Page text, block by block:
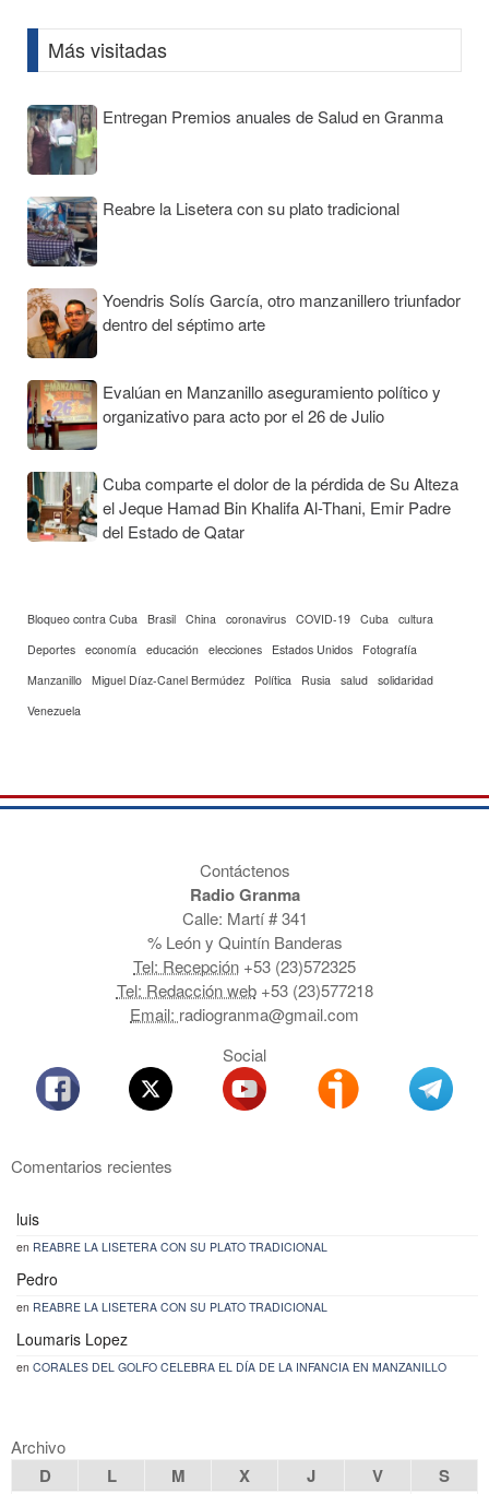
Más visitadas
Entregan Premios anuales de Salud en Granma
Reabre la Lisetera con su plato tradicional
Yoendris Solís García, otro manzanillero triunfador
dentro del séptimo arte
Evalúan en Manzanillo aseguramiento político y
organizativo para acto por el 26 de Julio
Cuba comparte el dolor de la pérdida de Su Alteza
el Jeque Hamad Bin Khalifa Al-Thani, Emir Padre
del Estado de Qatar
Bloqueo contra Cuba Brasil China coronavirus COVID-19 Cuba
cultura
Deportes economía educación elecciones Estados Unidos
Fotografía
Manzanillo Miguel Díaz-Canel Bermúdez Política Rusia salud solidaridad
Venezuela
Contáctenos
Radio Granma
Calle: Martí # 341
% León y Quintín Banderas
Tel: Recepción +53 (23)572325
Tel: Redacción web+53 (23)577218
Email: radiogranma@gmail.com
Social
Comentarios recientes
luis
en REABRE LA LISETERA CON SU PLATO TRADICIONAL
Pedro
en REABRE LA LISETERA CON SU PLATO TRADICIONAL
Loumaris Lopez
en CORALES DEL GOLFO CELEBRA EL DÍA DE LA INFANCIA EN MANZANILLO
Archivo
D L M X J V S